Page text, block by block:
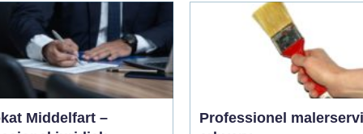
Middelfart –
Professionel